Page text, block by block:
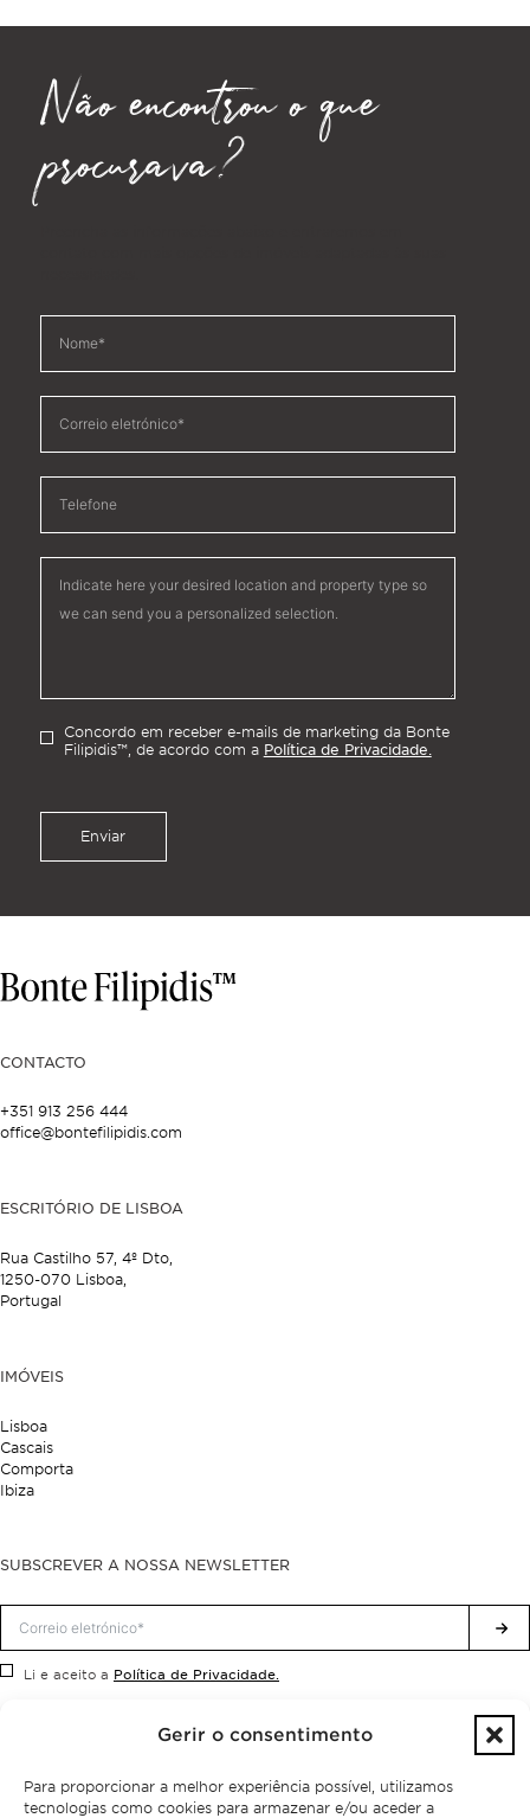
Gerir o consentimento
Para proporcionar a melhor experiência possível, utilizamos
tecnologias como cookies para armazenar e/ou aceder a
Não encontrou o que
procurava?
Concordo em receber e-mails de marketing da Bonte
Filipidis™, de acordo com a Política de Privacidade.
Enviar
CONTACTO
+351 913 256 444
office@bontefilipidis.com
ESCRITÓRIO DE LISBOA
Rua Castilho 57, 4º Dto,
1250-070 Lisboa,
Portugal
IMÓVEIS
Lisboa
Cascais
Comporta
Ibiza
SUBSCREVER A NOSSA NEWSLETTER
Li e aceito a Política de Privacidade.